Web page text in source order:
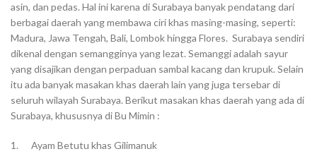
asin, dan pedas. Hal ini karena di Surabaya banyak pendatang dari
berbagai daerah yang membawa ciri khas masing-masing, seperti:
Madura, Jawa Tengah, Bali, Lombok hingga Flores. Surabaya sendiri
dikenal dengan semangginya yang lezat. Semanggi adalah sayur
yang disajikan dengan perpaduan sambal kacang dan krupuk. Selain
itu ada banyak masakan khas daerah lain yang juga tersebar di
seluruh wilayah Surabaya. Berikut masakan khas daerah yang ada di
Surabaya, khususnya di Bu Mimin :
1. Ayam Betutu khas Gilimanuk